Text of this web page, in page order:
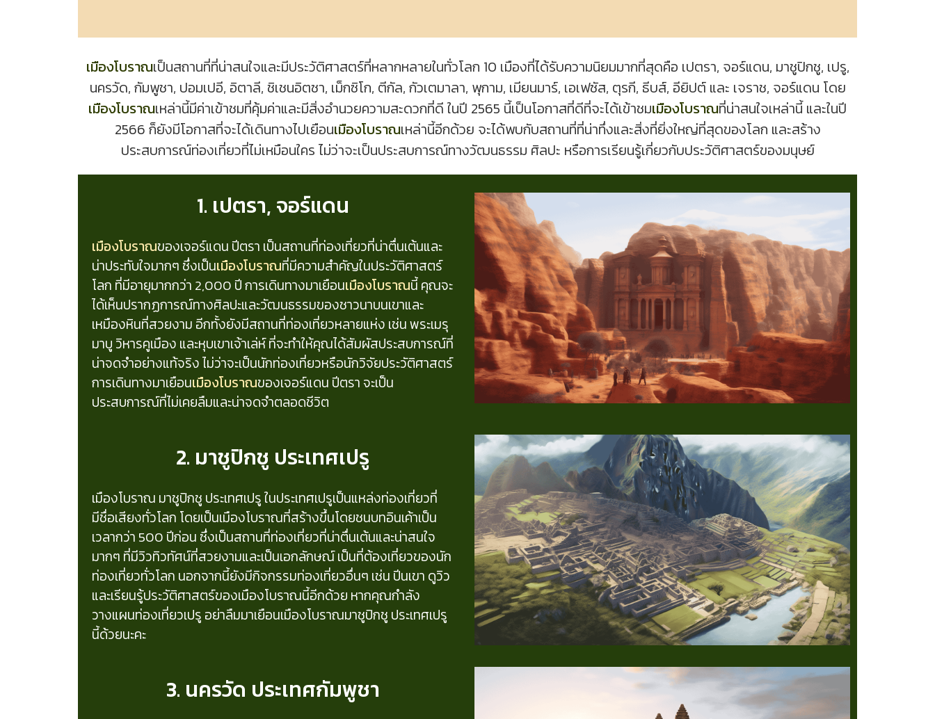
เมืองโบราณเป็นสถานที่ที่น่าสนใจและมีประวัติศาสตร์ที่หลากหลายในทั่วโลก 10 เมืองที่ได้รับความนิยมมากที่สุดคือ เปตรา, จอร์แดน, มาชูปิกชู, เปรู,
นครวัด, กัมพูชา, ปอมเปอี, อิตาลี, ชิเชนอิตซา, เม็กซิโก, ตีกัล, กัวเตมาลา, พุกาม, เมียนมาร์, เอเฟซัส, ตุรกี, ธีบส์, อียิปต์ และ เจราช, จอร์แดน โดย
เมืองโบราณเหล่านี้มีค่าเข้าชมที่คุ้มค่าและมีสิ่งอำนวยความสะดวกที่ดี ในปี 2565 นี้เป็นโอกาสที่ดีที่จะได้เข้าชมเมืองโบราณที่น่าสนใจเหล่านี้ และในปี
2566 ก็ยังมีโอกาสที่จะได้เดินทางไปเยือนเมืองโบราณเหล่านี้อีกด้วย จะได้พบกับสถานที่ที่น่าทึ่งและสิ่งที่ยิ่งใหญ่ที่สุดของโลก และสร้าง
ประสบการณ์ท่องเที่ยวที่ไม่เหมือนใคร ไม่ว่าจะเป็นประสบการณ์ทางวัฒนธรรม ศิลปะ หรือการเรียนรู้เกี่ยวกับประวัติศาสตร์ของมนุษย์
1. เปตรา, จอร์แดน
เมืองโบราณของเจอร์แดน ปีตรา เป็นสถานที่ท่องเที่ยวที่น่าตื่นเต้นและ
น่าประทับใจมากๆ ซึ่งเป็นเมืองโบราณที่มีความสำคัญในประวัติศาสตร์
โลก ที่มีอายุมากกว่า 2,000 ปี การเดินทางมาเยือนเมืองโบราณนี้ คุณจะ
ได้เห็นปรากฏการณ์ทางศิลปะและวัฒนธรรมของชาวนาบนเขาและ
เหมืองหินที่สวยงาม อีกทั้งยังมีสถานที่ท่องเที่ยวหลายแห่ง เช่น พระเมรุ
มาบู วิหารคูเมือง และหุบเขาเจ้าเล่ห์ ที่จะทำให้คุณได้สัมผัสประสบการณ์ที่
น่าจดจำอย่างแท้จริง ไม่ว่าจะเป็นนักท่องเที่ยวหรือนักวิจัยประวัติศาสตร์
การเดินทางมาเยือนเมืองโบราณของเจอร์แดน ปีตรา จะเป็น
ประสบการณ์ที่ไม่เคยลืมและน่าจดจำตลอดชีวิต
2. มาชูปิกชู ประเทศเปรู
เมืองโบราณ มาชูปิกชู ประเทศเปรู ในประเทศเปรูเป็นแหล่งท่องเที่ยวที่
มีชื่อเสียงทั่วโลก โดยเป็นเมืองโบราณที่สร้างขึ้นโดยชนบทอินเค้าเป็น
เวลากว่า 500 ปีก่อน ซึ่งเป็นสถานที่ท่องเที่ยวที่น่าตื่นเต้นและน่าสนใจ
มากๆ ที่มีวิวทิวทัศน์ที่สวยงามและเป็นเอกลักษณ์ เป็นที่ต้องเที่ยวของนัก
ท่องเที่ยวทั่วโลก นอกจากนี้ยังมีกิจกรรมท่องเที่ยวอื่นๆ เช่น ปีนเขา ดูวิว
และเรียนรู้ประวัติศาสตร์ของเมืองโบราณนี้อีกด้วย หากคุณกำลัง
วางแผนท่องเที่ยวเปรู อย่าลืมมาเยือนเมืองโบราณมาชูปิกชู ประเทศเปรู
นี้ด้วยนะคะ
3. นครวัด ประเทศกัมพูชา